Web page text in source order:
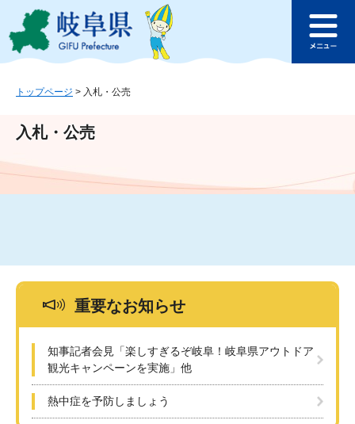
ジ
ュ
文
このページの本文へ
ュ
トップページ > 入札・公売
入札・公売
重要なお知らせ
知事記者会見「楽しすぎるぞ岐阜！岐阜県アウトドア
観光キャンペーンを実施」他
熱中症を予防しましょう